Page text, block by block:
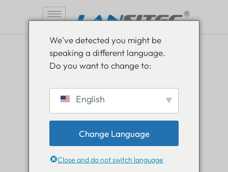
Soyez informé, restez
informé
Lisez tout sur les nouveautés dans le monde de
Lansitec et gardez une longueur d’avance.
We've detected you might be
speaking a different language.
Do you want to change to:
English
Change Language
Close and do not switch language